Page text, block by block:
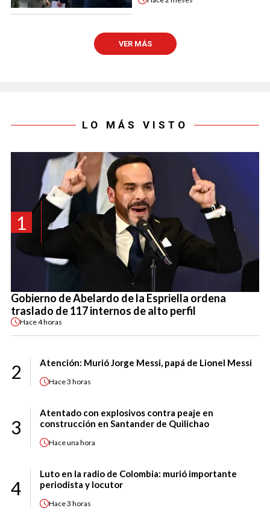
VER MÁS
LO MÁS VISTO
1
Gobierno de Abelardo de la Espriella ordena
traslado de 117 internos de alto perfil
Hace4 horas
2 Atención: Murió Jorge Messi, papá de Lionel Messi
Hace3 horas
3
Atentado con explosivos contra peaje en
construcción en Santander de Quilichao
Haceuna hora
4
Luto en la radio de Colombia: murió importante
periodista y locutor
Hace3 horas